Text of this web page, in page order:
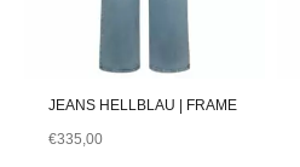
JEANS HELLBLAU | FRAME
€335,00